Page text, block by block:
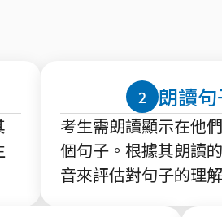
2 朗讀
考生需朗讀顯示在他
個句子。根據其朗讀
音來評估對句子的理